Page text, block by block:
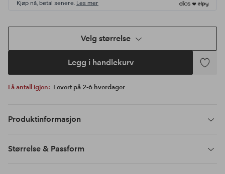
Kjøp nå, betal senere. Les mer
Velg størrelse
Legg i handlekurv
Legg
Få antall igjen: Levert på 2-6 hverdager
Produktinformasjon
Størrelse & Passform